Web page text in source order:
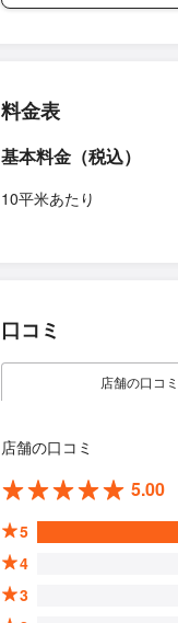
料金表
基本料金（税込）
10平米あたり
口コミ
店舗の口コミ
店舗の口コミ
5.00
5
4
3